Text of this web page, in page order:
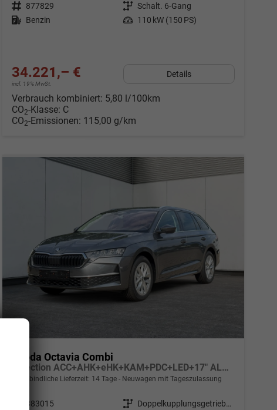
Fahrzeugnr. 877829 Getriebe Schalt. 6-Gang
Kraftstoff Benzin Leistung 110 kW (150 PS)
34.221,– €
incl. 19% MwSt.
Details
Verbrauch kombiniert: 5,80 l/100km
CO2-Klasse: C
CO2-Emissionen: 115,00 g/km
Skoda Octavia Combi
Selection ACC+AHK+eHK+KAM+PDC+LED+17" ALU+SHZ
unverbindliche Lieferzeit: 14 Tage Neuwagen mit Tageszulassung
883015 Getriebe
Doppelkupplungsgetriebe (DSG)